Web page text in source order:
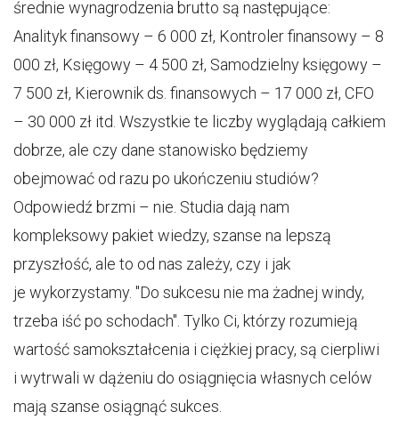
średnie wynagrodzenia brutto są następujące:
Analityk finansowy – 6 000 zł, Kontroler finansowy – 8
000 zł, Księgowy – 4 500 zł, Samodzielny księgowy –
7 500 zł, Kierownik ds. finansowych – 17 000 zł, CFO
– 30 000 zł itd. Wszystkie te liczby wyglądają całkiem
dobrze, ale czy dane stanowisko będziemy
obejmować od razu po ukończeniu studiów?
Odpowiedź brzmi – nie. Studia dają nam
kompleksowy pakiet wiedzy, szanse na lepszą
przyszłość, ale to od nas zależy, czy i jak
je wykorzystamy. "Do sukcesu nie ma żadnej windy,
trzeba iść po schodach". Tylko Ci, którzy rozumieją
wartość samokształcenia i ciężkiej pracy, są cierpliwi
i wytrwali w dążeniu do osiągnięcia własnych celów
mają szanse osiągnąć sukces.